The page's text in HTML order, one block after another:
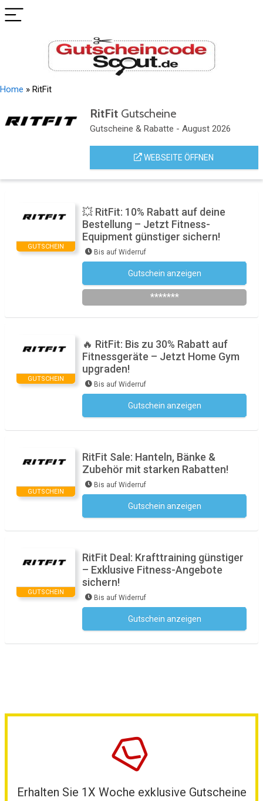
Home » RitFit
RitFitGutscheine
Gutscheine & Rabatte - August 2026
WEBSEITE ÖFFNEN
GUTSCHEIN
💥 RitFit: 10% Rabatt auf deine
Bestellung – Jetzt Fitness-
Equipment günstiger sichern!
Bis auf Widerruf
Gutschein anzeigen
*******
GUTSCHEIN
🔥 RitFit: Bis zu 30% Rabatt auf
Fitnessgeräte – Jetzt Home Gym
upgraden!
Bis auf Widerruf
Gutschein anzeigen
GUTSCHEIN
RitFit Sale: Hanteln, Bänke &
Zubehör mit starken Rabatten!
Bis auf Widerruf
Gutschein anzeigen
GUTSCHEIN
RitFit Deal: Krafttraining günstiger
– Exklusive Fitness-Angebote
sichern!
Bis auf Widerruf
Gutschein anzeigen
Erhalten Sie 1X Woche exklusive Gutscheine